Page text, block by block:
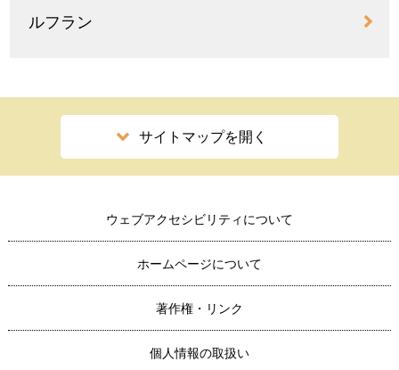
ルフラン
サイトマップを開く
ウェブアクセシビリティについて
ホームページについて
著作権・リンク
個人情報の取扱い